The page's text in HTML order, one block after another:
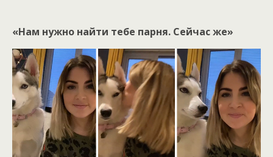
«Нам нужно найти тебе парня. Сейчас же»